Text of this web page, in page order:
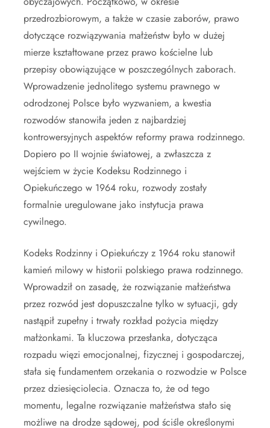
przedrozbiorowym, a także w czasie zaborów, prawo
dotyczące rozwiązywania małżeństw było w dużej
mierze kształtowane przez prawo kościelne lub
przepisy obowiązujące w poszczególnych zaborach.
Wprowadzenie jednolitego systemu prawnego w
odrodzonej Polsce było wyzwaniem, a kwestia
rozwodów stanowiła jeden z najbardziej
kontrowersyjnych aspektów reformy prawa rodzinnego.
Dopiero po II wojnie światowej, a zwłaszcza z
wejściem w życie Kodeksu Rodzinnego i
Opiekuńczego w 1964 roku, rozwody zostały
formalnie uregulowane jako instytucja prawa
cywilnego.
Kodeks Rodzinny i Opiekuńczy z 1964 roku stanowił
kamień milowy w historii polskiego prawa rodzinnego.
Wprowadził on zasadę, że rozwiązanie małżeństwa
przez rozwód jest dopuszczalne tylko w sytuacji, gdy
nastąpił zupełny i trwały rozkład pożycia między
małżonkami. Ta kluczowa przesłanka, dotycząca
rozpadu więzi emocjonalnej, fizycznej i gospodarczej,
stała się fundamentem orzekania o rozwodzie w Polsce
przez dziesięciolecia. Oznacza to, że od tego
momentu, legalne rozwiązanie małżeństwa stało się
możliwe na drodze sądowej, pod ściśle określonymi